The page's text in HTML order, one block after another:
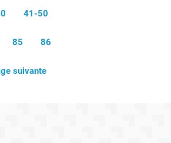
41-50
85 86
suivante